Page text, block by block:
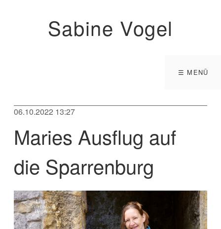
Sabine Vogel
☰ MENÜ
06.10.2022 13:27
Maries Ausflug auf
die Sparrenburg